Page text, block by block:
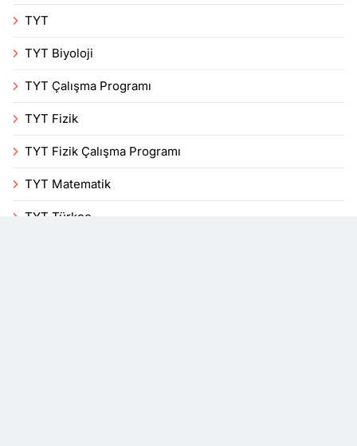
TYT
TYT Biyoloji
TYT Çalışma Programı
TYT Fizik
TYT Fizik Çalışma Programı
TYT Matematik
TYT Türkçe